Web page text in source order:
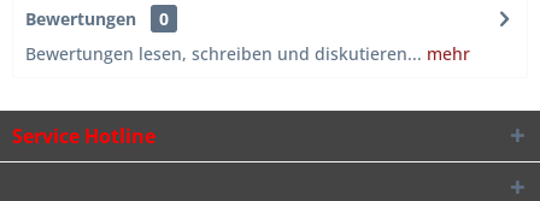
Bewertungen
0
Bewertungen lesen, schreiben und diskutieren... mehr
Service Hotline